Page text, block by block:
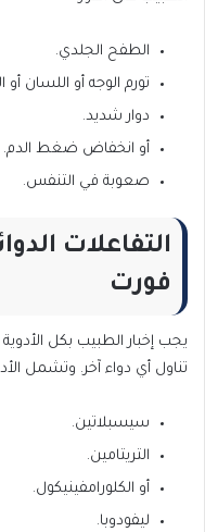
الطفح الجلدي.
تورم الوجه أو اللسان أو
دوار شديد.
أو انخفاض ضغط الدم.
صعوبة في التنفس.
التفاعلات
فورت
يجب إخبار الطبيب بكل
تناول أي دواء آخر. وتشمل
سيسبلاتين.
التريتامين.
أو الكلورامفينيكول.
ليفودوبا.